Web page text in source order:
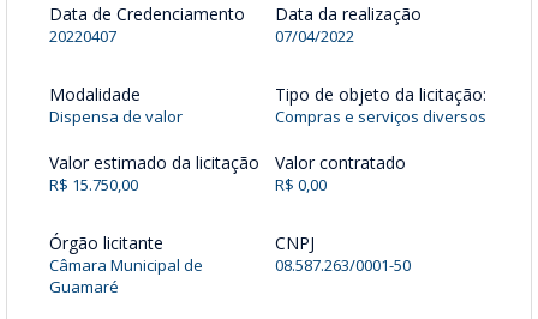
Data de Credenciamento
20220407
Data da realização
07/04/2022
Modalidade
Dispensa de valor
Tipo de objeto da licitação:
Compras e serviços diversos
Valor estimado da licitação
R$ 15.750,00
Valor contratado
R$ 0,00
Órgão licitante
Câmara Municipal de
Guamaré
CNPJ
08.587.263/0001-50